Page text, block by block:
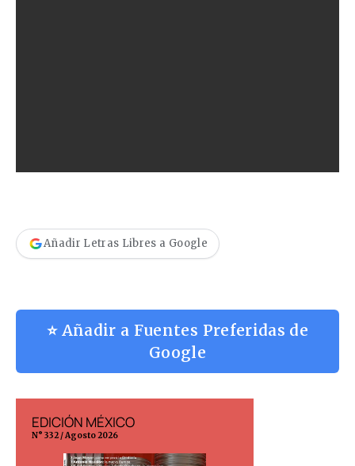
Añadir Letras Libres a Google
⭐ Añadir a Fuentes Preferidas de
Google
EDICIÓN MÉXICO
N° 332 / Agosto 2026